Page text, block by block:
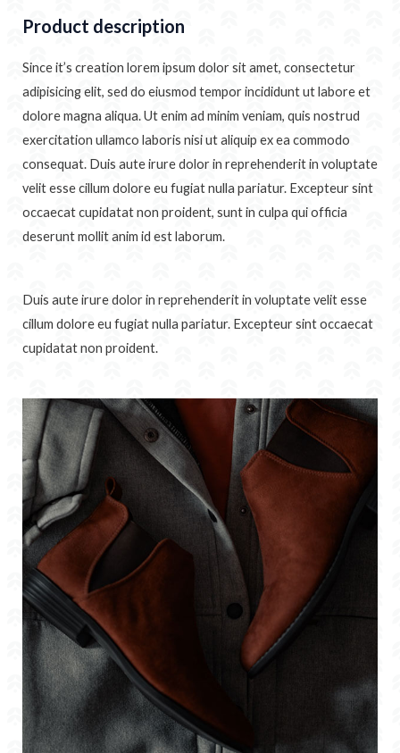
Product description
Since it’s creation lorem ipsum dolor sit amet, consectetur
adipisicing elit, sed do eiusmod tempor incididunt ut labore et
dolore magna aliqua. Ut enim ad minim veniam, quis nostrud
exercitation ullamco laboris nisi ut aliquip ex ea commodo
consequat. Duis aute irure dolor in reprehenderit in voluptate
velit esse cillum dolore eu fugiat nulla pariatur. Excepteur sint
occaecat cupidatat non proident, sunt in culpa qui officia
deserunt mollit anim id est laborum.
Duis aute irure dolor in reprehenderit in voluptate velit esse
cillum dolore eu fugiat nulla pariatur. Excepteur sint occaecat
cupidatat non proident.